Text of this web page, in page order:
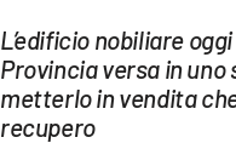
LAC NETWORK
LAC ONAIR
L’edificio nobiliare
Provincia versa in
metterlo in vendita
recupero